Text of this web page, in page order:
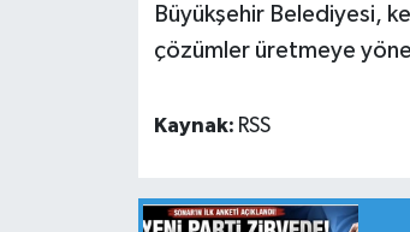
Büyükşehir Belediyesi,
çözümler üretmeye
Kaynak: RSS